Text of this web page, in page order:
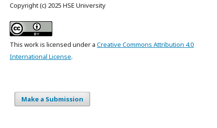
Copyright (c) 2025 HSE University
This work is licensed under a Creative Commons Attribution 4.0
International License.
Make a Submission